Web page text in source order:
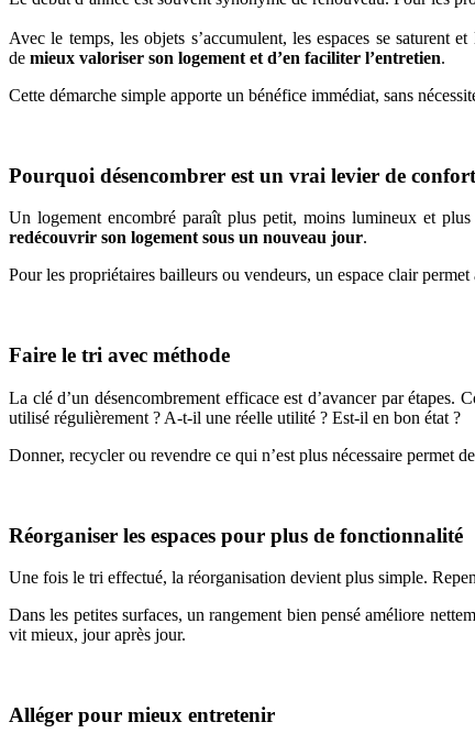
Avec le temps, les objets s’accumulent, les espaces se saturent
de mieux valoriser son logement et d’en faciliter l’entretien.
Cette démarche simple apporte un bénéfice immédiat, sans
Pourquoi désencombrer est un vrai levier de
Un logement encombré paraît plus petit, moins lumineux et
redécouvrir son logement sous un nouveau jour.
Pour les propriétaires bailleurs ou vendeurs, un espace clair
Faire le tri avec méthode
La clé d’un désencombrement efficace est d’avancer par étapes.
utilisé régulièrement ? A-t-il une réelle utilité ? Est-il en bon état ?
Donner, recycler ou revendre ce qui n’est plus nécessaire permet de
Réorganiser les espaces pour plus de fonctionnalité
Une fois le tri effectué, la réorganisation devient plus simple.
Dans les petites surfaces, un rangement bien pensé améliore
vit mieux, jour après jour.
Alléger pour mieux entretenir